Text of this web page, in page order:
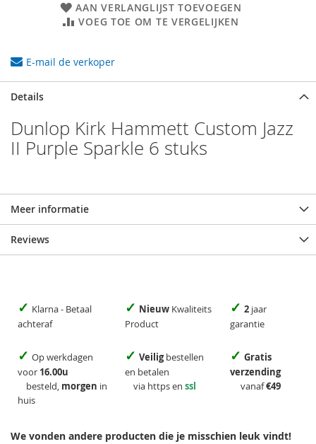
AAN VERLANGLIJST TOEVOEGEN
VOEG TOE OM TE VERGELIJKEN
E-mail de verkoper
Details
Dunlop Kirk Hammett Custom Jazz
II Purple Sparkle 6 stuks
Meer informatie
Reviews
✓ Klarna - Betaal
achteraf
✓ Nieuw Kwaliteits
Product
✓ 2 jaar
garantie
✓ Op werkdagen
voor 16.00u
besteld, morgen in
huis
✓ Veiligbestellen
en betalen
via https en ssl
✓ Gratis
verzending
vanaf€49
We vonden andere producten die je misschien leuk vindt!